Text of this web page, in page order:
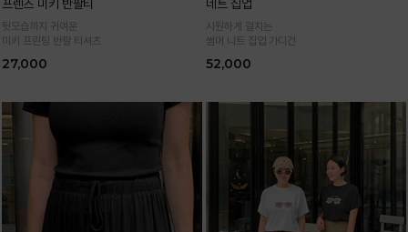
프렌즈 미키 반팔티
뒷모습까지 귀여운
미키 프린팅 반팔 티셔츠
27,000
네트 집업
시원하게 걸치는
썸머 니트 집업 가디건
52,000